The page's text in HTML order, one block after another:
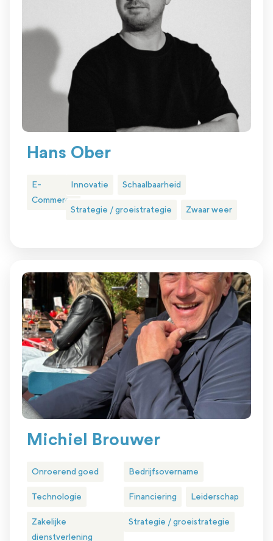
Hans Ober
E-
Commerce
Innovatie Schaalbaarheid
Strategie / groeistrategie Zwaar weer
Michiel Brouwer
Onroerend goed
Technologie
Zakelijke
dienstverlening
Bedrijfsovername
Financiering Leiderschap
Strategie / groeistrategie